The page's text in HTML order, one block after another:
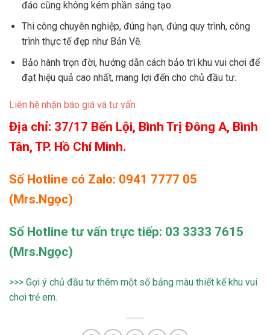
đáo cũng không kém phần sáng tạo.
Thi công chuyên nghiệp, đúng hạn, đúng quy trình, công
trình thực tế đẹp như Bản Vẽ.
Bảo hành trọn đời, hướng dẫn cách bảo trì khu vui chơi để
đạt hiệu quả cao nhất, mang lợi đến cho chủ đầu tư.
Liên hệ nhận báo giá và tư vấn
Địa chỉ: 37/17 Bến Lội, Bình Trị Đông A, Bình
Tân, TP. Hồ Chí Minh.
Số Hotline có Zalo: 0941 7777 05
(Mrs.Ngọc)
Số Hotline tư vấn trực tiếp: 03 3333 7615
(Mrs.Ngọc)
>>> Gợi ý chủ đầu tư thêm một số bảng màu thiết kế khu vui
chơi trẻ em.